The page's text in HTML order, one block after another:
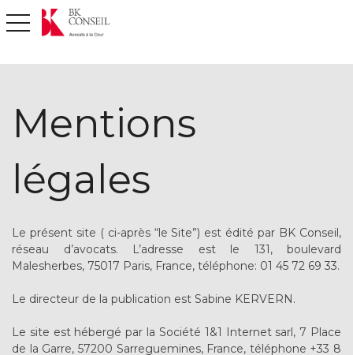
toggle navigation
Mentions
légales
Le présent site ( ci-après “le Site”) est édité par BK Conseil,
réseau d’avocats. L’adresse est le 131, boulevard
Malesherbes, 75017 Paris, France, téléphone: 01 45 72 69 33.
Le directeur de la publication est Sabine KERVERN.
Le site est hébergé par la Société 1&1 Internet sarl, 7 Place
de la Garre, 57200 Sarreguemines, France, téléphone +33 8